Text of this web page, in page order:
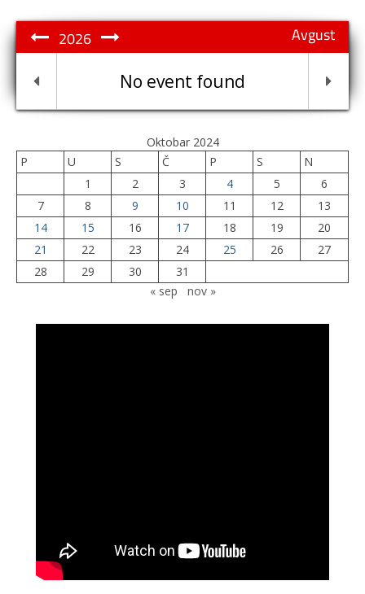
Avgust
2026
No event found
Oktobar 2024
P
U S Č P S
N
1
2 3 4 5
6
7
8 9 10 11 12
13
14
15 16 17 18 19
20
21
22 23 24 25 26
27
28
29 30
31
« sep
nov »